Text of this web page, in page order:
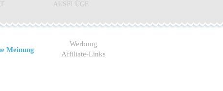
AUSFLÜGE
Meinung
Werbung
Affiliate-Links